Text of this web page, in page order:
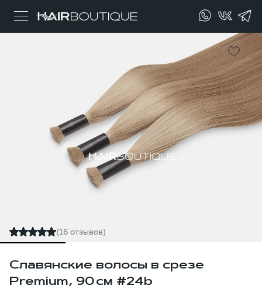
(16 отзывов)
Славянские волосы в срезе
Premium, 90 см #24b